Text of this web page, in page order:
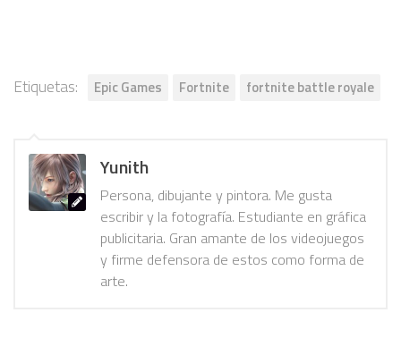
Etiquetas: Epic Games Fortnite fortnite battle royale
Yunith
Persona, dibujante y pintora. Me gusta
escribir y la fotografía. Estudiante en gráfica
publicitaria. Gran amante de los videojuegos
y firme defensora de estos como forma de
arte.